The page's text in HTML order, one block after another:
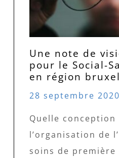
Une note de
pour le Social-
en région
28 septembre 2020
Quelle conception
l’organisation de
soins de première